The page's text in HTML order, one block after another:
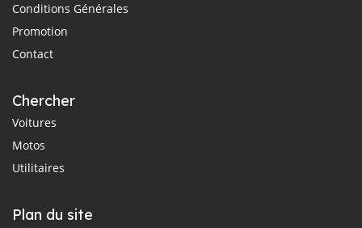
Conditions Générales
Promotion
Contact
Chercher
Voitures
Motos
Utilitaires
Plan du site